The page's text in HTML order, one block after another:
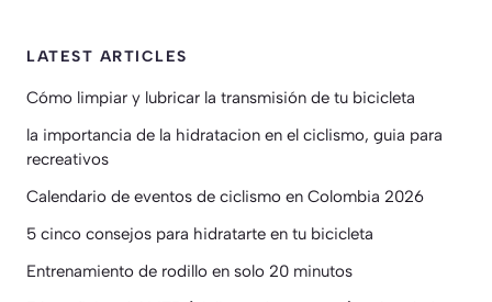
LATEST ARTICLES
Cómo limpiar y lubricar la transmisión de tu bicicleta
la importancia de la hidratacion en el ciclismo, guia para
recreativos
Calendario de eventos de ciclismo en Colombia 2026
5 cinco consejos para hidratarte en tu bicicleta
Entrenamiento de rodillo en solo 20 minutos